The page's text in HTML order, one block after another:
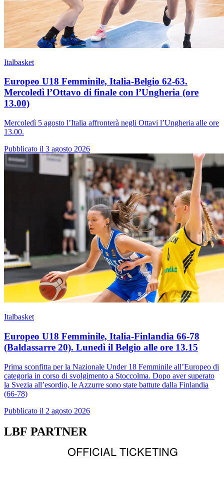
Italbasket
Europeo U18 Femminile, Italia-Belgio 62-63.
Mercoledì l’Ottavo di finale con l’Ungheria (ore
13.00)
Mercoledì 5 agosto l’Italia affronterà negli Ottavi l’Ungheria alle ore
13.00.
Pubblicato il 3 agosto 2026
Italbasket
Europeo U18 Femminile, Italia-Finlandia 66-78
(Baldassarre 20). Lunedì il Belgio alle ore 13.15
Prima sconfitta per la Nazionale Under 18 Femminile all’Europeo di
categoria in corso di svolgimento a Stoccolma. Dopo aver superato
la Svezia all’esordio, le Azzurre sono state battute dalla Finlandia
(66-78)
Pubblicato il 2 agosto 2026
LBF PARTNER